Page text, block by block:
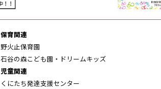
保育関連
野火止保育園
石谷の森こども園・ドリームキッズ
児童関連
くにたち発達支援センター